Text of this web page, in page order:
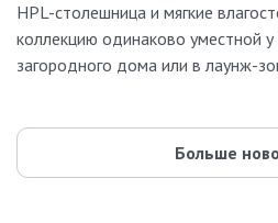
HPL-столешница и мягкие
коллекцию одинаково уместной у
загородного дома или в лаунж-
Больше